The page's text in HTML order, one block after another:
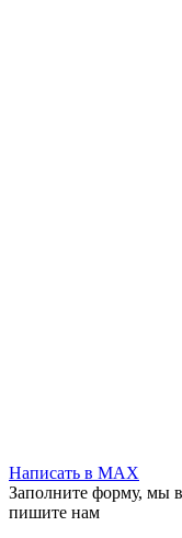
Написать в MAX
Заполните форму, мы
пишите нам